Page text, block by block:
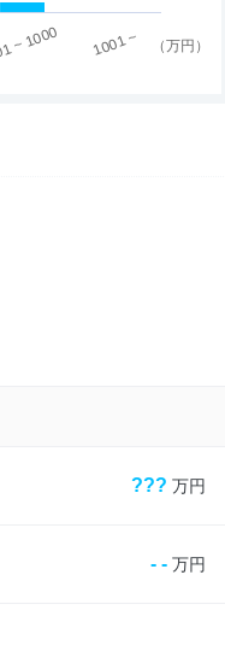
（万円）
~ 1000 1001 ~
??? 万円
- - 万円